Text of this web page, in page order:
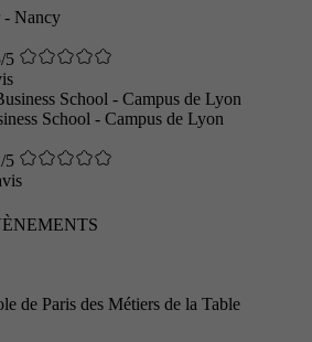
- Nancy
5
School - Campus de Lyon
5
de Paris des Métiers de la Table